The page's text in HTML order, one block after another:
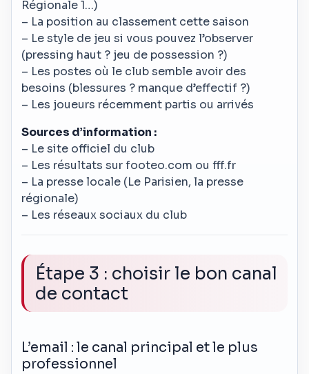
Régionale 1…)
– La position au classement cette saison
– Le style de jeu si vous pouvez l’observer
(pressing haut ? jeu de possession ?)
– Les postes où le club semble avoir des
besoins (blessures ? manque d’effectif ?)
– Les joueurs récemment partis ou arrivés
Sources d’information :
– Le site officiel du club
– Les résultats sur footeo.com ou fff.fr
– La presse locale (Le Parisien, la presse
régionale)
– Les réseaux sociaux du club
Étape 3 : choisir le bon canal
de contact
L’email : le canal principal et le plus
professionnel